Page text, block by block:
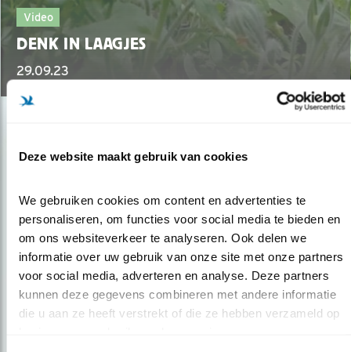
Deze website maakt gebruik van cookies
We gebruiken cookies om content en advertenties te
personaliseren, om functies voor social media te bieden en
om ons websiteverkeer te analyseren. Ook delen we
informatie over uw gebruik van onze site met onze partners
voor social media, adverteren en analyse. Deze partners
kunnen deze gegevens combineren met andere informatie
die u aan ze heeft verstrekt of die ze hebben verzameld op
Video
DENK IN LAAGJES
29.09.23
Op de hoogte blijven?
Meld je aan en ontvang nieuws, inspiratie, acties en tips
over vogels en activiteiten van Vogelbescherming.